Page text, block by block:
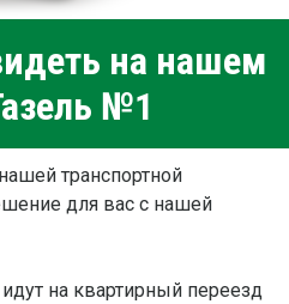
на нашем
№1
транспортной
для вас с нашей
на квартирный переезд